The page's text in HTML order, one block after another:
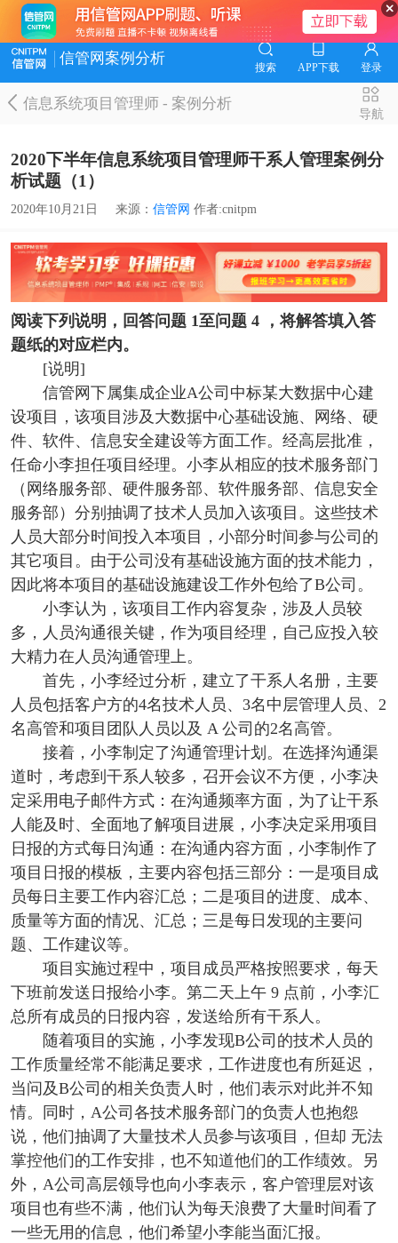
信管网案例分析
搜索 APP下载 登录
信息系统项目管理师- 案例分析
导航
2020下半年信息系统项目管理师干系人管理案例分
析试题（1）
2020年10月21日 来源： 信管网 作者:cnitpm
阅读下列说明，回答问题 1至问题 4 ，将解答填入答
题纸的对应栏内。
[说明]
信管网下属集成企业A公司中标某大数据中心建
设项目，该项目涉及大数据中心基础设施、网络、硬
件、软件、信息安全建设等方面工作。经高层批准，
任命小李担任项目经理。小李从相应的技术服务部门
（网络服务部、硬件服务部、软件服务部、信息安全
服务部）分别抽调了技术人员加入该项目。这些技术
人员大部分时间投入本项目，小部分时间参与公司的
其它项目。由于公司没有基础设施方面的技术能力，
因此将本项目的基础设施建设工作外包给了B公司。
小李认为，该项目工作内容复杂，涉及人员较
多，人员沟通很关键，作为项目经理，自己应投入较
大精力在人员沟通管理上。
首先，小李经过分析，建立了干系人名册，主要
人员包括客户方的4名技术人员、3名中层管理人员、2
名高管和项目团队人员以及 A 公司的2名高管。
接着，小李制定了沟通管理计划。在选择沟通渠
道时，考虑到干系人较多，召开会议不方便，小李决
定采用电子邮件方式：在沟通频率方面，为了让干系
人能及时、全面地了解项目进展，小李决定采用项目
日报的方式每日沟通：在沟通内容方面，小李制作了
项目日报的模板，主要内容包括三部分：一是项目成
员每日主要工作内容汇总；二是项目的进度、成本、
质量等方面的情况、汇总；三是每日发现的主要问
题、工作建议等。
项目实施过程中，项目成员严格按照要求，每天
下班前发送日报给小李。第二天上午 9 点前，小李汇
总所有成员的日报内容，发送给所有干系人。
随着项目的实施，小李发现B公司的技术人员的
工作质量经常不能满足要求，工作进度也有所延迟，
当问及B公司的相关负责人时，他们表示对此并不知
情。同时，A公司各技术服务部门的负责人也抱怨
说，他们抽调了大量技术人员参与该项目，但却 无法
掌控他们的工作安排，也不知道他们的工作绩效。另
外，A公司高层领导也向小李表示，客户管理层对该
项目也有些不满，他们认为每天浪费了大量时间看了
一些无用的信息，他们希望小李能当面汇报。